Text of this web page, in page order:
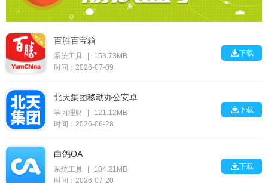
百胜百宝箱
系统工具
153.73MB
时间：2026-07-09
下载
北天集团移动办公安卓
学习理财
121.12MB
时间：2026-06-28
下载
白鸽OA
系统工具
104.21MB
时间：2026-07-20
下载